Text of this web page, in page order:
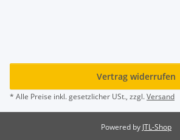
Vertrag widerrufen
* Alle Preise inkl. gesetzlicher USt., zzgl.Versand
Powered by JTL-Shop